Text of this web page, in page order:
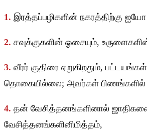
1. இரத்தப்பழிகளின் நகரத்திற்கு
2. சவுக்குகளின் ஓசையும்,
3. வீரர் குதிரை ஏறுகிறதும்,
தொகையில்லை; அவர்கள் பிணங்களில்
4. தன் வேசித்தனங்களினால்
வேசித்தனங்களினிமித்தம்,